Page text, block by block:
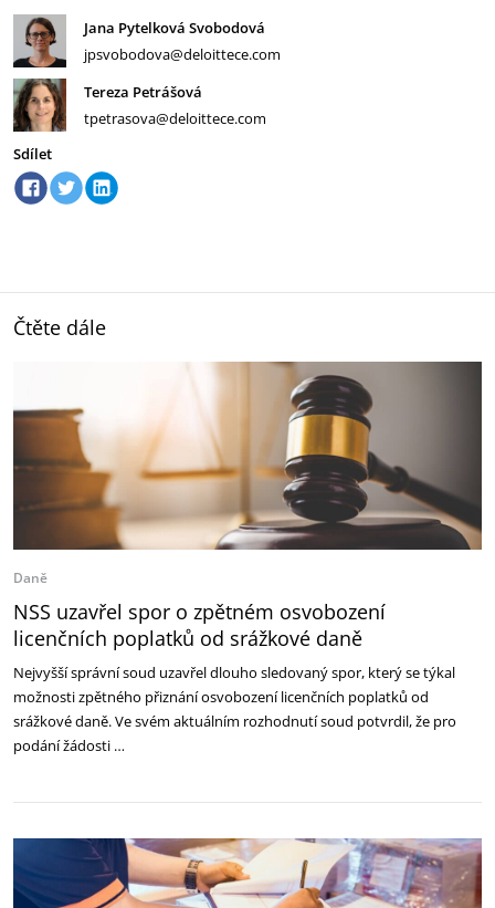
Jana Pytelková Svobodová
jpsvobodova@deloittece.com
Tereza Petrášová
tpetrasova@deloittece.com
Sdílet
Čtěte dále
Daně
NSS uzavřel spor o zpětném osvobození
licenčních poplatků od srážkové daně
Nejvyšší správní soud uzavřel dlouho sledovaný spor, který se týkal
možnosti zpětného přiznání osvobození licenčních poplatků od
srážkové daně. Ve svém aktuálním rozhodnutí soud potvrdil, že pro
podání žádosti …